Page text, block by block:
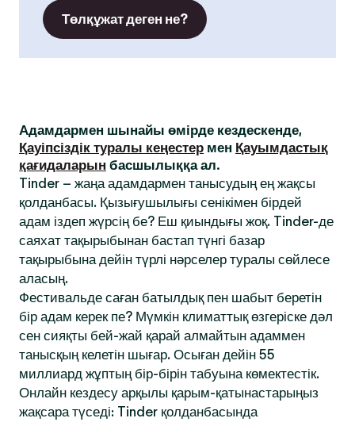
Төлқұжат деген не?
Адамдармен шынайы өмірде кездескенде,
Қауіпсіздік туралы кеңестер мен Қауымдастық
қағидаларын басшылыққа ал.
Tinder – жаңа адамдармен танысудың ең жақсы
қолданбасы. Қызығушылығы сенікімен бірдей
адам іздеп жүрсің бе? Еш қиындығы жоқ. Tinder-де
саяхат тақырыбынан бастап түнгі базар
тақырыбына дейін түрлі нәрселер туралы сөйлесе
аласың.
Фестивальде саған батылдық пен шабыт беретін
бір адам керек пе? Мүмкін климаттық өзгеріске дәл
сен сияқты бей-жай қарай алмайтын адаммен
танысқың келетін шығар. Осыған дейін 55
миллиард жұптың бір-бірін табуына көмектестік.
Онлайн кездесу арқылы қарым-қатынастарыңыз
жақсара түседі: Tinder қолданбасында